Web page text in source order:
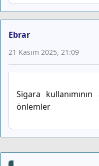
Ebrar
21 Kasım 2025, 21:09
Sigara
önlemler